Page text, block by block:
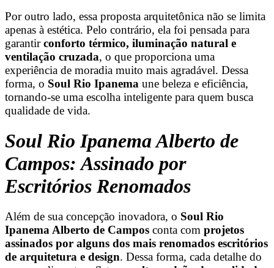
Por outro lado, essa proposta arquitetônica não se limita
apenas à estética. Pelo contrário, ela foi pensada para
garantirconforto térmico, iluminação natural e
ventilação cruzada, o que proporciona uma
experiência de moradia muito mais agradável. Dessa
forma, o Soul Rio Ipanema une beleza e eficiência,
tornando-se uma escolha inteligente para quem busca
qualidade de vida.
Soul Rio Ipanema Alberto de
Campos: Assinado por
Escritórios Renomados
Além de sua concepção inovadora, o Soul Rio
Ipanema Alberto de Campos conta com projetos
assinados por alguns dos mais renomados escritórios
de arquitetura e design. Dessa forma, cada detalhe do